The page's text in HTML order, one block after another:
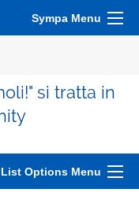
Sympa Menu
si tratta in
List Options Menu